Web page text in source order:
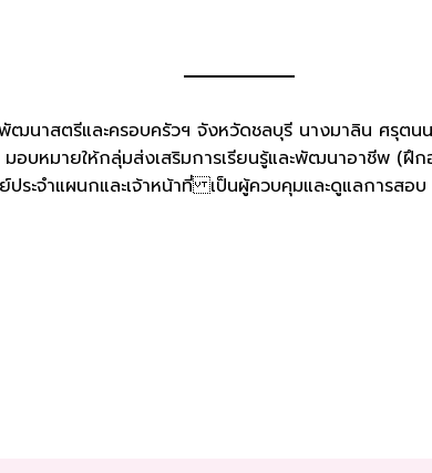
าสตรีและครอบครัวฯ จังหวัดชลบุรี นางมาลิน ศรุตน
อบหมายให้กลุ่มส่งเสริมการเรียนรู้และพัฒนาอาชีพ (ฝึ
ะจำแผนกและเจ้าหน้าที่ เป็นผู้ควบคุมและดูแลการสอบ